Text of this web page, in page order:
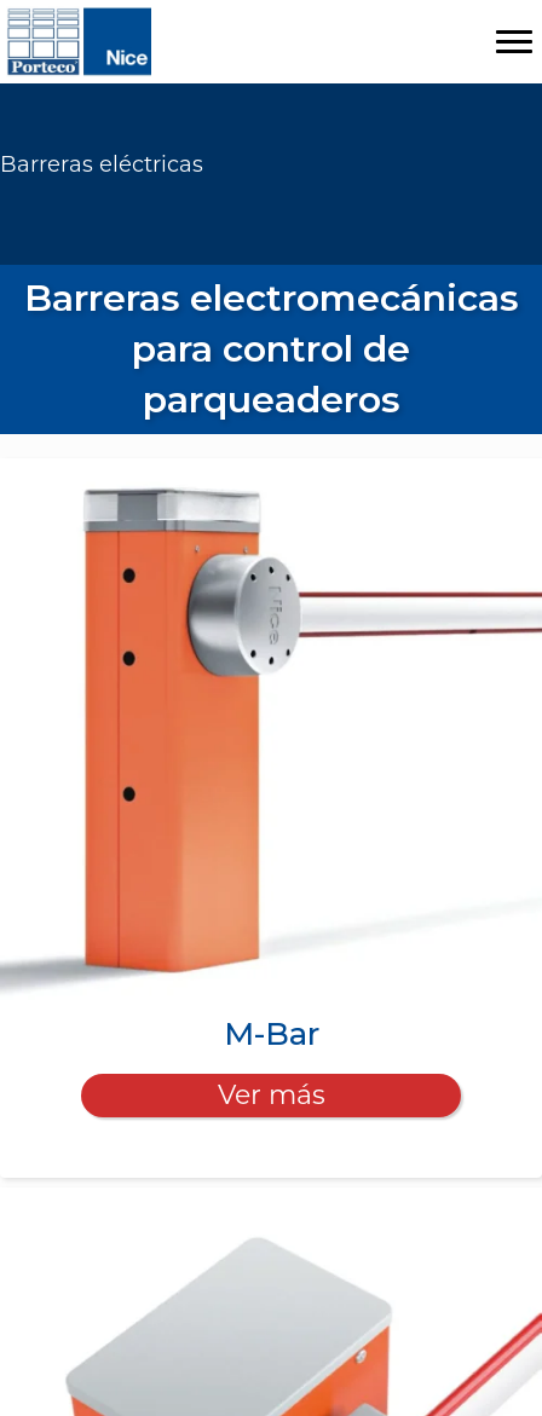
Barreras eléctricas
Barreras electromecánicas
para control de
parqueaderos
M-Bar
Ver más